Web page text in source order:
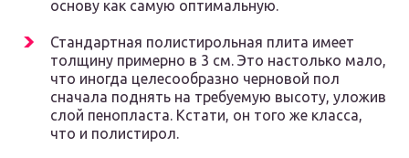
основу как самую оптимальную.
Стандартная полистирольная плита имеет
толщину примерно в 3 см. Это настолько мало,
что иногда целесообразно черновой пол
сначала поднять на требуемую высоту, уложив
слой пенопласта. Кстати, он того же класса,
что и полистирол.